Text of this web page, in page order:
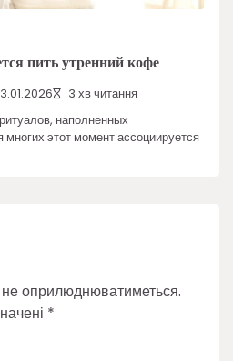
пить утренний кофе
3 хв читання
наполненных
этот момент ассоциируется
оприлюднюватиметься.
*